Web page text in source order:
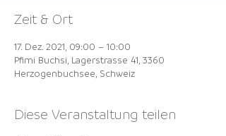
Zeit & Ort
17. Dez. 2021, 09:00 – 10:00
Pfimi Buchsi, Lagerstrasse 41, 3360
Herzogenbuchsee, Schweiz
Diese Veranstaltung teilen